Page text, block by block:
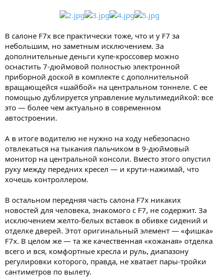
В салоне F7x все практически тоже, что и у F7 за
небольшим, но заметным исключением. За
дополнительные деньги купе-кроссовер можно
оснастить 7-дюймовой полностью электронной
приборной доской в комплекте с дополнительной
вращающейся «шайбой» на центральном тоннеле. С ее
помощью дублируется управление мультимедийкой: все
это — более чем актуально в современном
автостроении.
А в итоге водителю не нужно на ходу небезопасно
отвлекаться на тыкания пальчиком в 9-дюймовый
монитор на центральной консоли. Вместо этого опустил
руку между передних кресел — и крути-нажимай, что
хочешь контроллером.
В остальном передняя часть салона F7x никаких
новостей для человека, знакомого с F7, не содержит. За
исключением желто-белых вставок в обивке сидений и
отделке дверей. Этот оригинальный элемент — «фишка»
F7x. В целом же — та же качественная «кожаная» отделка
всего и вся, комфортные кресла и руль, диапазону
регулировки которого, правда, не хватает пары-тройки
сантиметров по вылету.